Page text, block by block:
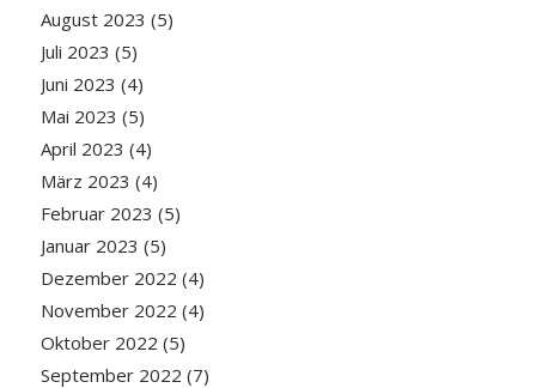
August 2023 (5)
Juli 2023 (5)
Juni 2023 (4)
Mai 2023 (5)
April 2023 (4)
März 2023 (4)
Februar 2023 (5)
Januar 2023 (5)
Dezember 2022 (4)
November 2022 (4)
Oktober 2022 (5)
September 2022 (7)